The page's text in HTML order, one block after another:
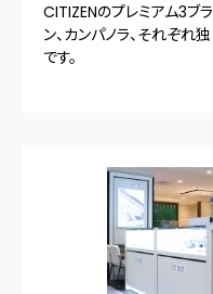
CITIZENのプレミアム3ブラ
ン、カンパノラ、それぞ
です。